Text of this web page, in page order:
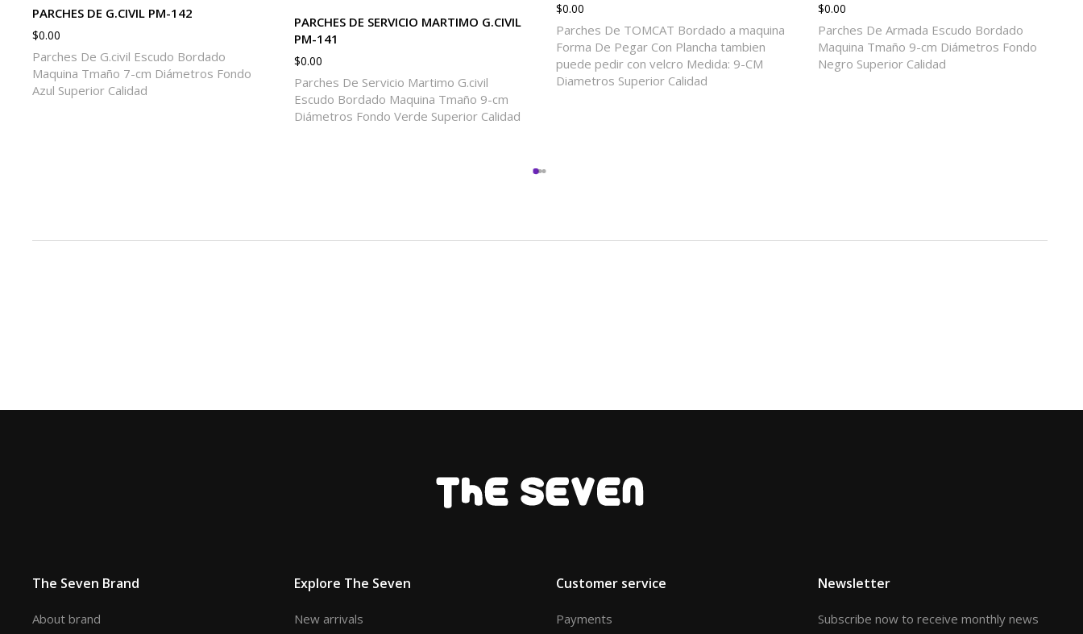
PARCHES DE G.CIVIL PM-142
$0.00
Parches De G.civil Escudo Bordado
Maquina Tmaño 7-cm Diámetros Fondo
Azul Superior Calidad
PARCHES DE SERVICIO MARTIMO G.CIVIL
PM-141
$0.00
Parches De Servicio Martimo G.civil
Escudo Bordado Maquina Tmaño 9-cm
Diámetros Fondo Verde Superior Calidad
$0.00
Parches De TOMCAT Bordado a maquina
Forma De Pegar Con Plancha tambien
puede pedir con velcro Medida: 9-CM
Diametros Superior Calidad
$0.00
Parches De Armada Escudo Bordado
Maquina Tmaño 9-cm Diámetros Fondo
Negro Superior Calidad
The Seven Brand
About brand
Explore The Seven
New arrivals
Customer service
Payments
Newsletter
Subscribe now to receive monthly news